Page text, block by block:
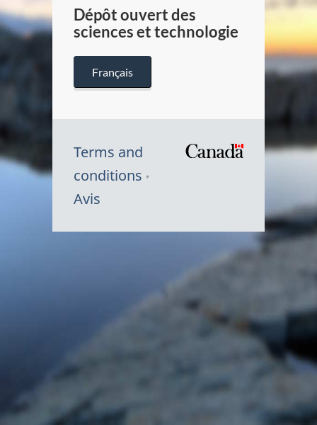
Dépôt ouvert des
sciences et technologie
Français
Terms and
conditions
Avis
du